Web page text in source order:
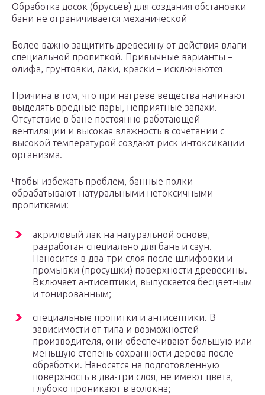
Обработка досок (брусьев) для создания обстановки
бани не ограничивается механической
Более важно защитить древесину от действия влаги
специальной пропиткой. Привычные варианты –
олифа, грунтовки, лаки, краски – исключаются
Причина в том, что при нагреве вещества начинают
выделять вредные пары, неприятные запахи.
Отсутствие в бане постоянно работающей
вентиляции и высокая влажность в сочетании с
высокой температурой создают риск интоксикации
организма.
Чтобы избежать проблем, банные полки
обрабатывают натуральными нетоксичными
пропитками:
акриловый лак на натуральной основе,
разработан специально для бань и саун.
Наносится в два-три слоя после шлифовки и
промывки (просушки) поверхности древесины.
Включает антисептики, выпускается бесцветным
и тонированным;
специальные пропитки и антисептики. В
зависимости от типа и возможностей
производителя, они обеспечивают большую или
меньшую степень сохранности дерева после
обработки. Наносятся на подготовленную
поверхность в два-три слоя, не имеют цвета,
глубоко проникают в волокна;